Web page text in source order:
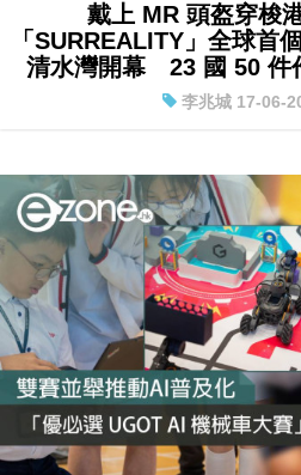
戴上 MR 頭盔穿梭
「SURREALITY」全球首
清水灣開幕 23 國 50 件
李兆城 17-06-